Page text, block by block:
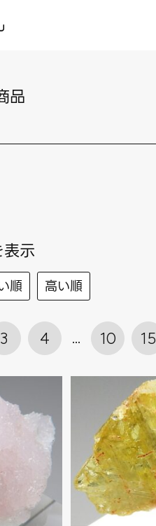
品
示
順 高い順
3 4 10 15